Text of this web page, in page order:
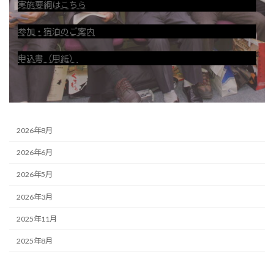
実施要綱はこちら
参加・宿泊のご案内
申込書（用紙）
2026年8月
2026年6月
2026年5月
2026年3月
2025年11月
2025年8月